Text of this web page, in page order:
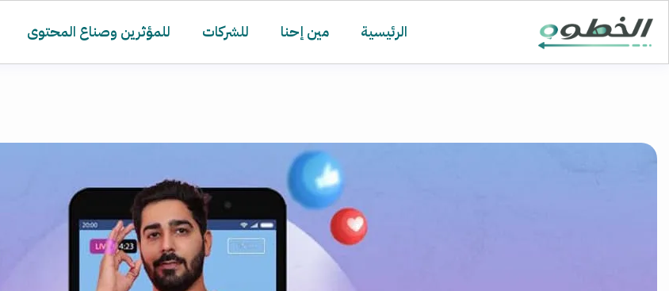
الرئيسية مين إحنا للشركات للمؤثرين وصناع المحتوى